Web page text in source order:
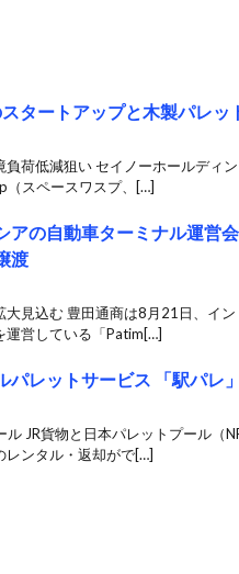
タートアップと木製パレッ
負荷低減狙い セイノーホールディ
（スペースワスプ、[…]
アの自動車ターミナル運営
渡
大見込む 豊田通商は8月21日、イ
運営している「Patim[…]
パレットサービス 「駅パレ
ル JR貨物と日本パレットプール
レンタル・返却がで[…]